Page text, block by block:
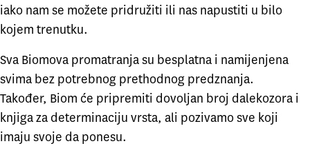
iako nam se možete pridružiti ili nas napustiti u bilo
kojem trenutku.
Sva Biomova promatranja su besplatna i namijenjena
svima bez potrebnog prethodnog predznanja.
Također, Biom će pripremiti dovoljan broj dalekozora i
knjiga za determinaciju vrsta, ali pozivamo sve koji
imaju svoje da ponesu.